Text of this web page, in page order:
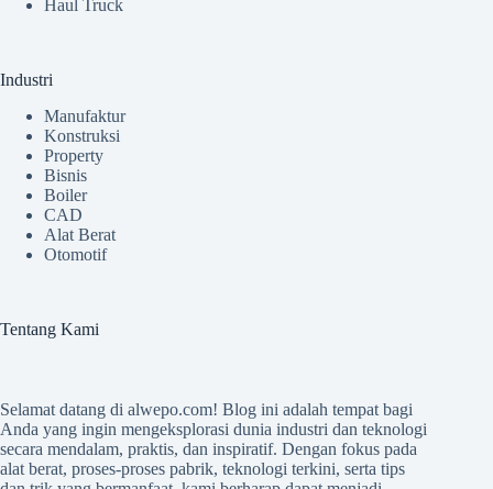
Haul Truck
Industri
Manufaktur
Konstruksi
Property
Bisnis
Boiler
CAD
Alat Berat
Otomotif
Tentang Kami
Selamat datang di alwepo.com! Blog ini adalah tempat bagi
Anda yang ingin mengeksplorasi dunia industri dan teknologi
secara mendalam, praktis, dan inspiratif. Dengan fokus pada
alat berat, proses-proses pabrik, teknologi terkini, serta tips